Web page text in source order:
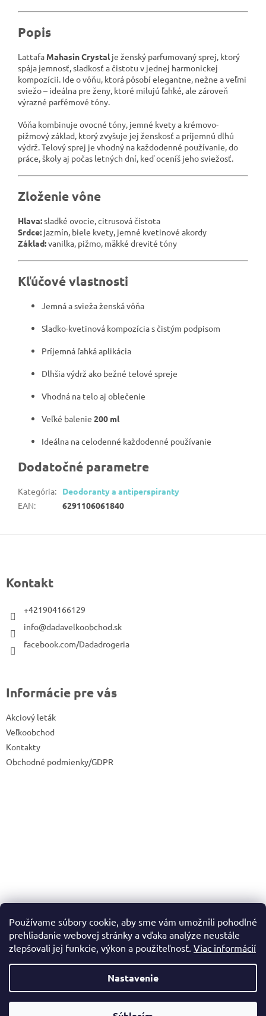
Používame súbory cookie, aby sme vám umožnili pohodlné
prehliadanie webovej stránky a vďaka analýze neustále
zlepšovali jej funkcie, výkon a použiteľnosť. Viac informácií
Nastavenie
Popis
Lattafa Mahasin Crystalje ženský parfumovaný sprej, ktorý
spája jemnosť, sladkosť a čistotu v jednej harmonickej
kompozícii. Ide o vôňu, ktorá pôsobí elegantne, nežne a veľmi
sviežo – ideálna pre ženy, ktoré milujú ľahké, ale zároveň
výrazné parfémové tóny.
Vôňa kombinuje ovocné tóny, jemné kvety a krémovo-
pižmový základ, ktorý zvyšuje jej ženskosť a príjemnú dlhú
výdrž. Telový sprej je vhodný na každodenné používanie, do
práce, školy aj počas letných dní, keď oceníš jeho sviežosť.
Zloženie vône
Hlava:sladké ovocie, citrusová čistota
Srdce: jazmín, biele kvety, jemné kvetinové akordy
Základ:vanilka, pižmo, mäkké drevité tóny
Kľúčové vlastnosti
Jemná a svieža ženská vôňa
Sladko-kvetinová kompozícia s čistým podpisom
Príjemná ľahká aplikácia
Dlhšia výdrž ako bežné telové spreje
Vhodná na telo aj oblečenie
Veľké balenie 200 ml
Ideálna na celodenné každodenné používanie
Dodatočné parametre
Kategória:
Deodoranty a antiperspiranty
EAN: 6291106061840
Z
p
äKontakt
+421904166129
info@dadavelkoobchod.sk
facebook.com/Dadadrogeria
Informácie pre vás
Akciový leták
Veľkoobchod
Kontakty
Obchodné podmienky/GDPR
Vytvoril Shoptet